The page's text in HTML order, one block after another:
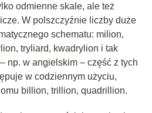
odmienne skale, ale też
W polszczyźnie liczby duże
schematu: milion,
tryliard, kwadrylion i tak
np. w angielskim – część z tych
w codziennym użyciu,
billion, trillion, quadrillion.